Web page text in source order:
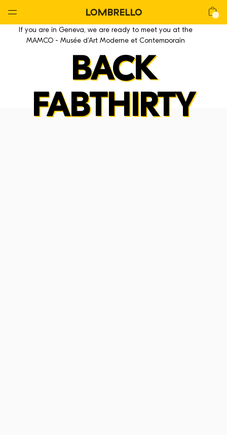
Nav
Open
Menu
Lombrello
If you are in Geneva, we are ready to meet you at the
MAMCO - Musée d'Art Moderne et Contemporain
BACK
FABTHIRTY
La CHAIR
La Chair